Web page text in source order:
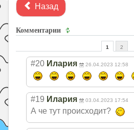
Назад
Комментарии
1 2
#20 Илария 26.04.2023 12:58
#19 Илария 03.04.2023 17:54
А че тут происходит?